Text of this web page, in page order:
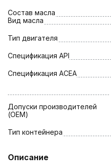
Состав масла
Вид масла
Тип двигателя
Спецификация API
Спецификация АСЕА
Допуски производителей
(OEM)
Тип контейнера
Описание